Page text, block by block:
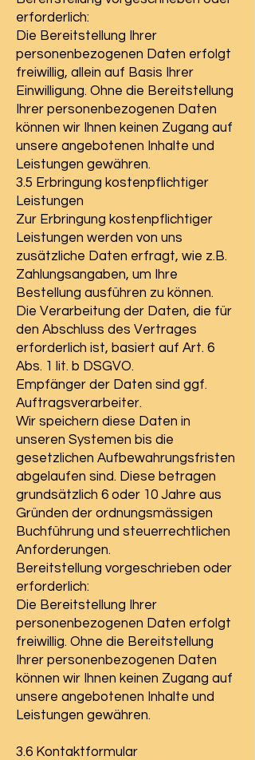
erforderlich:
Die Bereitstellung Ihrer
personenbezogenen Daten erfolgt
freiwillig, allein auf Basis Ihrer
Einwilligung. Ohne die Bereitstellung
Ihrer personenbezogenen Daten
können wir Ihnen keinen Zugang auf
unsere angebotenen Inhalte und
Leistungen gewähren.
3.5 Erbringung kostenpflichtiger
Leistungen
Zur Erbringung kostenpflichtiger
Leistungen werden von uns
zusätzliche Daten erfragt, wie z.B.
Zahlungsangaben, um Ihre
Bestellung ausführen zu können.
Die Verarbeitung der Daten, die für
den Abschluss des Vertrages
erforderlich ist, basiert auf Art. 6
Abs. 1 lit. b DSGVO.
Empfänger der Daten sind ggf.
Auftragsverarbeiter.
Wir speichern diese Daten in
unseren Systemen bis die
gesetzlichen Aufbewahrungsfristen
abgelaufen sind. Diese betragen
grundsätzlich 6 oder 10 Jahre aus
Gründen der ordnungsmässigen
Buchführung und steuerrechtlichen
Anforderungen.
Bereitstellung vorgeschrieben oder
erforderlich:
Die Bereitstellung Ihrer
personenbezogenen Daten erfolgt
freiwillig. Ohne die Bereitstellung
Ihrer personenbezogenen Daten
können wir Ihnen keinen Zugang auf
unsere angebotenen Inhalte und
Leistungen gewähren.
3.6 Kontaktformular